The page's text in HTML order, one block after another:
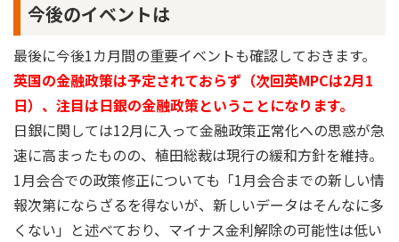
今後のイベントは
最後に今後1カ月間の重要イベントも確認しておきます。
英国の金融政策は予定されておらず（次回英MPCは2月1
日）、注目は日銀の金融政策ということになります。
日銀に関しては12月に入って金融政策正常化への思惑が急
速に高まったものの、植田総裁は現行の緩和方針を維持。
1月会合での政策修正についても「1月会合までの新しい情
報次第にならざるを得ないが、新しいデータはそんなに多
くない」と述べており、マイナス金利解除の可能性は低い